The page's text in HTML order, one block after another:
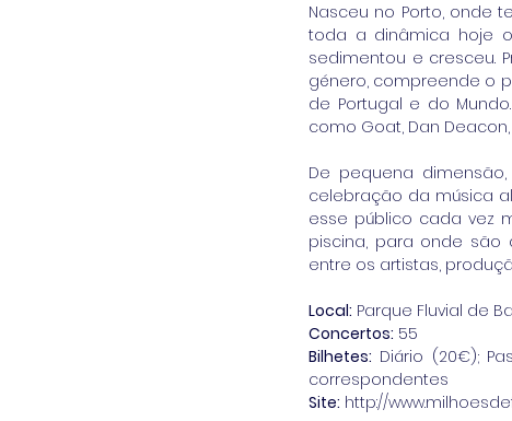
Nasceu no Porto, onde
toda a dinâmica hoje
sedimentou e cresceu.
género, compreende o
de Portugal e do
como Goat, Dan
De pequena
celebração da música
esse público cada vez
piscina, para onde são
entre os artistas,
Local: Parque Fluvial de
Concertos: 55
Bilhetes: Diário (20€);
correspondentes
Site: http://